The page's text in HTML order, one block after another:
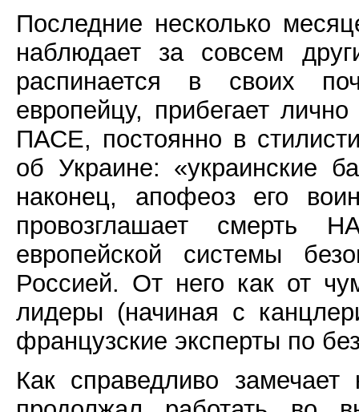
Последние несколько
наблюдает за совсем
распинается в своих
европейцу, прибегает
ПАСЕ, постоянно в
об Украине: «украинские
наконец, апофеоз его
провозглашает смерть
европейской системы
Россией. От него как от
лидеры (начиная с
французские эксперты по
Как справедливо